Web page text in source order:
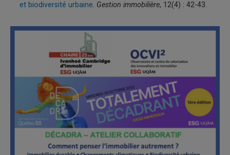
et biodiversité urbaine. Gestion immobilière, 12(4) : 42-43.